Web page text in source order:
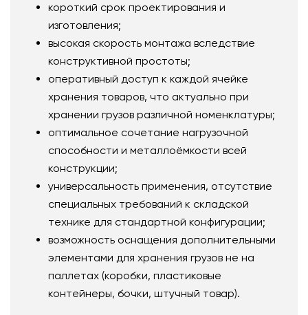
короткий срок проектирования и
изготовления;
высокая скорость монтажа вследствие
конструктивной простоты;
оперативный доступ к каждой ячейке
хранения товаров, что актуально при
хранении грузов различной номенклатуры;
оптимальное сочетание нагрузочной
способности и металлоёмкости всей
конструкции;
универсальность применения, отсутствие
специальных требований к складской
технике для стандартной конфигурации;
возможность оснащения дополнительными
элементами для хранения грузов не на
паллетах (коробки, пластиковые
контейнеры, бочки, штучный товар).